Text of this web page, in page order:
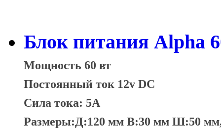
Блок питания Alpha
Мощность 60 вт
Постоянный ток 12v DC
Сила тока: 5А
Размеры:Д:120 мм В:30 мм Ш:50